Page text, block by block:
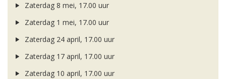
Zaterdag 8 mei, 17.00 uur
Zaterdag 1 mei, 17.00 uur
Zaterdag 24 april, 17.00 uur
Zaterdag 17 april, 17.00 uur
Zaterdag 10 april, 17.00 uur